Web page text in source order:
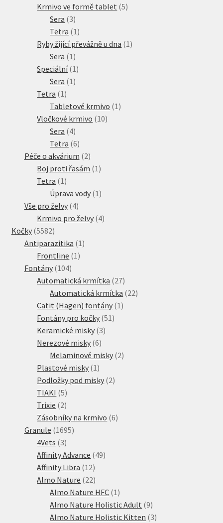
produkty
Krmivo ve formě tablet 55
Sera 33
produkty
Tetra 1 1
produkt
Ryby žijící převážně u dna 1 1
Sera 1 1
produkt
Speciální 1 1
Sera 1 1
Tetra 1 1
produkt
Tabletové krmivo 1 1
Vločkové krmivo 1010
Sera 44
produkty
Tetra 66
produktů
Péče o akvárium 22
produkty
Boj proti řasám 1 1
Tetra 1 1
produkt
Úprava vody 1 1
Vše pro želvy 44
produkty
Krmivo pro želvy 44
Kočky 55825582
produktů
Antiparazitika 1 1
Frontline 1 1
Fontány 104104
produktů
Automatická krmítka 2727
produktů
Automatická krmítka 2222
Catit (Hagen) fontány 1 1
Fontány pro kočky 51 51
Keramické misky 33
Nerezové misky 66
produktů
Melaminové misky 22
Plastové misky 1 1
produkt
Podložky pod misky 22
TIAKI 55
produktů
Trixie 22
produkty
Zásobníky na krmivo 66
Granule 16951695
4Vets 33
produkty
Affinity Advance 4949
Affinity Libra 1212
produktů
Almo Nature 2222
produktů
Almo Nature HFC 1 1
produkt
Almo Nature Holistic Adult 99
produktů
Almo Nature Holistic Kitten 33